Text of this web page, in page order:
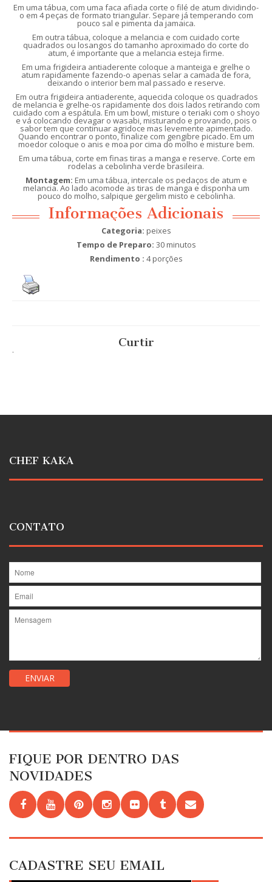
Em uma tábua, com uma faca afiada corte o filé de atum dividindo-
o em 4 peças de formato triangular. Separe já temperando com
pouco sal e pimenta da jamaica.
Em outra tábua, coloque a melancia e com cuidado corte
quadrados ou losangos do tamanho aproximado do corte do
atum, é importante que a melancia esteja firme.
Em uma frigideira antiaderente coloque a manteiga e grelhe o
atum rapidamente fazendo-o apenas selar a camada de fora,
deixando o interior bem mal passado e reserve.
Em outra frigideira antiaderente, aquecida coloque os quadrados
de melancia e grelhe-os rapidamente dos dois lados retirando com
cuidado com a espátula. Em um bowl, misture o teriaki com o shoyo
e vá colocando devagar o wasabi, misturando e provando, pois o
sabor tem que continuar agridoce mas levemente apimentado.
Quando encontrar o ponto, finalize com gengibre picado. Em um
moedor coloque o anis e moa por cima do molho e misture bem.
Em uma tábua, corte em finas tiras a manga e reserve. Corte em
rodelas a cebolinha verde brasileira.
Montagem: Em uma tábua, intercale os pedaços de atum e
melancia. Ao lado acomode as tiras de manga e disponha um
pouco do molho, salpique gergelim misto e cebolinha.
Informações Adicionais
Categoria: peixes
Tempo de Preparo: 30 minutos
Rendimento : 4 porções
Curtir
.
CHEF KAKA
CONTATO
FIQUE POR DENTRO DAS
NOVIDADES
CADASTRE SEU EMAIL